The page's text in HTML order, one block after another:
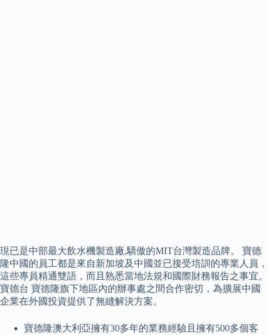
現已是中部最大飲水機製造廠,驕傲的MIT台灣製造品牌。 寶德
隆中國的員工都是來自新加坡及中國並已接受培訓的專業人員，
這些專員精通雙語，而且熟悉當地法規和國際財務報告之事宜。
寶德台 寶德隆旗下地區內的辦事處之間合作密切，為擴展中國
企業在外國投資提供了無縫解決方案。
寶德隆澳大利亞擁有30多年的業務經驗且擁有500多個客